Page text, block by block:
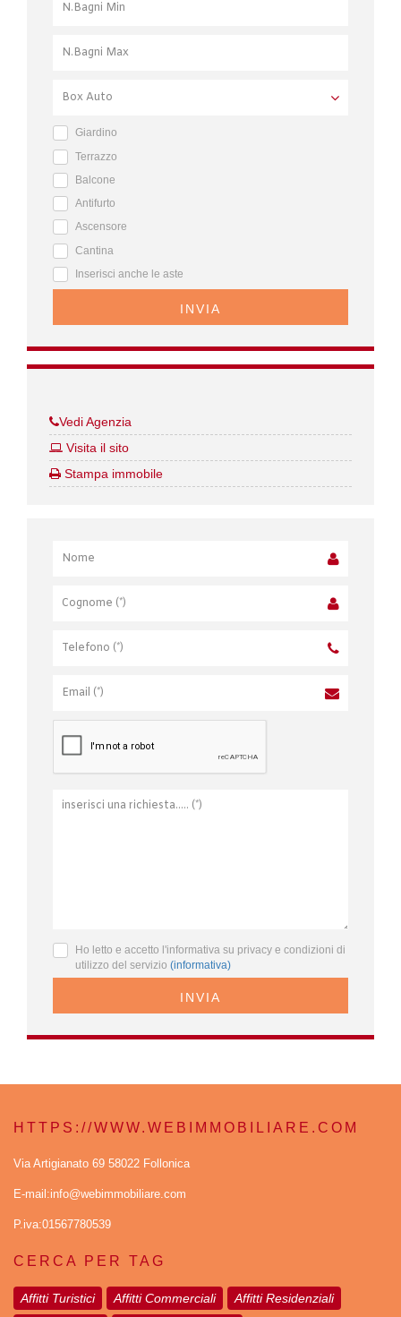
Giardino
Terrazzo
Balcone
Antifurto
Ascensore
Cantina
Inserisci anche le aste
INVIA
Vedi Agenzia
Visita il sito
Stampa immobile
Ho letto e accetto l'informativa su privacy e condizioni di
utilizzo del servizio (informativa)
INVIA
HTTPS://WWW.WEBIMMOBILIARE.COM
Via Artigianato 69 58022 Follonica
E-mail:info@webimmobiliare.com
P.iva:01567780539
CERCA PER TAG
Affitti Turistici Affitti Commerciali Affitti Residenziali